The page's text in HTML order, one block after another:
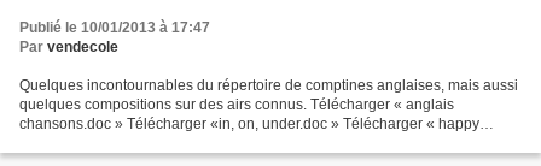
Publié le 10/01/2013 à 17:47
Par vendecole
Quelques incontournables du répertoire de comptines anglaises, mais aussi
quelques compositions sur des airs connus. Télécharger « anglais
chansons.doc » Télécharger «in, on, under.doc » Télécharger « happy